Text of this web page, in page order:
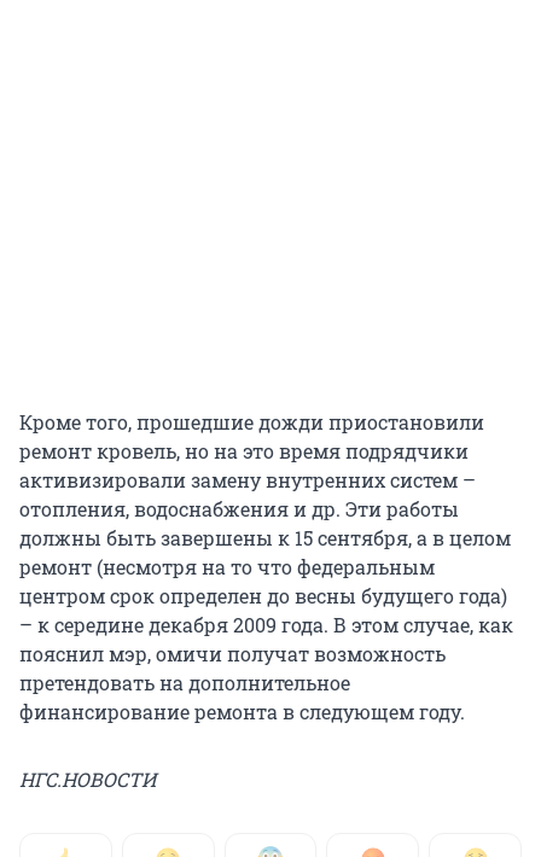
Кроме того, прошедшие дожди приостановили
ремонт кровель, но на это время подрядчики
активизировали замену внутренних систем –
отопления, водоснабжения и др. Эти работы
должны быть завершены к 15 сентября, а в целом
ремонт (несмотря на то что федеральным
центром срок определен до весны будущего года)
– к середине декабря 2009 года. В этом случае, как
пояснил мэр, омичи получат возможность
претендовать на дополнительное
финансирование ремонта в следующем году.
НГС.НОВОСТИ